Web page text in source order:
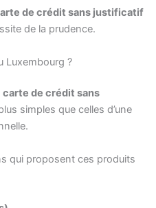
de crédit sans justificatif
de la prudence.
Luxembourg ?
carte de crédit sans
simples que celles d’une
qui proposent ces produits